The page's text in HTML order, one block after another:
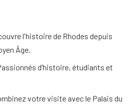
l'histoire de Rhodes depuis
Âge.
d’histoire, étudiants et
votre visite avec le Palais du